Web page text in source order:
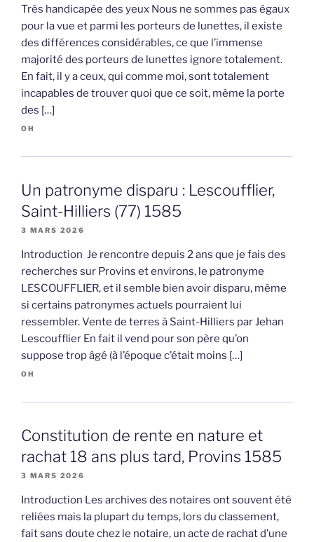
Très handicapée des yeux Nous ne sommes pas égaux
pour la vue et parmi les porteurs de lunettes, il existe
des différences considérables, ce que l’immense
majorité des porteurs de lunettes ignore totalement.
En fait, il y a ceux, qui comme moi, sont totalement
incapables de trouver quoi que ce soit, même la porte
des […]
OH
Un patronyme disparu : Lescoufflier,
Saint-Hilliers (77) 1585
3 MARS 2026
Introduction Je rencontre depuis 2 ans que je fais des
recherches sur Provins et environs, le patronyme
LESCOUFFLIER, et il semble bien avoir disparu, même
si certains patronymes actuels pourraient lui
ressembler. Vente de terres à Saint-Hilliers par Jehan
Lescoufflier En fait il vend pour son père qu’on
suppose trop âgé (à l’époque c’était moins […]
OH
Constitution de rente en nature et
rachat 18 ans plus tard, Provins 1585
3 MARS 2026
Introduction Les archives des notaires ont souvent été
reliées mais la plupart du temps, lors du classement,
fait sans doute chez le notaire, un acte de rachat d’une